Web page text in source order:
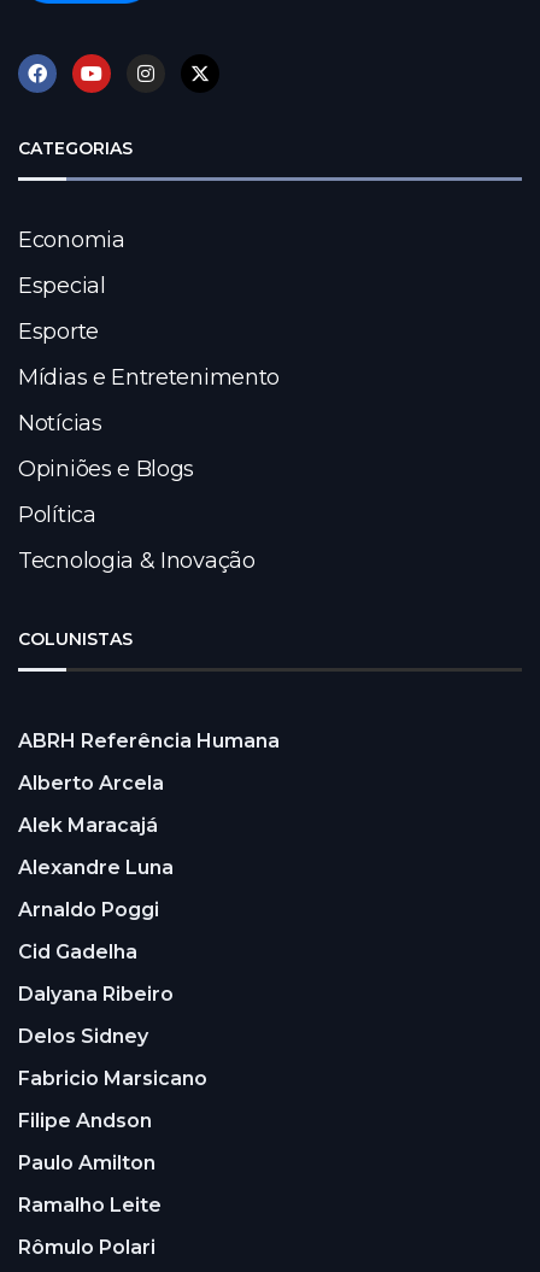
CATEGORIAS
Economia
Especial
Esporte
Mídias e Entretenimento
Notícias
Opiniões e Blogs
Política
Tecnologia & Inovação
COLUNISTAS
ABRH Referência Humana
Alberto Arcela
Alek Maracajá
Alexandre Luna
Arnaldo Poggi
Cid Gadelha
Dalyana Ribeiro
Delos Sidney
Fabricio Marsicano
Filipe Andson
Paulo Amilton
Ramalho Leite
Rômulo Polari